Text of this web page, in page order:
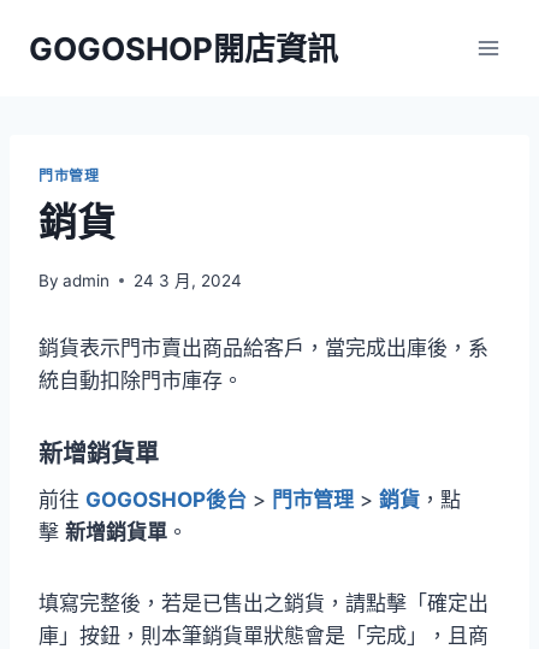
GOGOSHOP開店資訊
門市管理
銷貨
By admin 24 3 月, 2024
銷貨表示門市賣出商品給客戶，當完成出庫後，系
統自動扣除門市庫存。
新增銷貨單
前往 GOGOSHOP後台 > 門市管理 > 銷貨 ，點
擊 新增銷貨單 。
填寫完整後，若是已售出之銷貨，請點擊「確定出
庫」按鈕，則本筆銷貨單狀態會是「完成」，且商